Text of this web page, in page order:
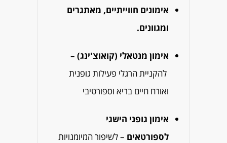
אימונים חווייתיים, מאתגרים
ומגוונים.
אימון מנטאלי (קואוצ'ינג) –
להקניית הרגלי פעילות גופנית
ואורח חיים בריא וספורטיבי
אימון גופני הישגי
לספורטאים – לשיפור המיומנויות